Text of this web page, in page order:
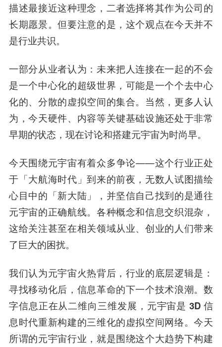
描述最接近这种理念，二者选择将其作为公司的
长期愿景。但要注意的是，这个观点在今天并不
是行业共识。
一部分从业者认为：未来把人连接在一起的不会
是一个中心化的超级世界，可能是一个个去中心
化的、分散的虚拟空间的集合。 当然，更多人认
为，今天硬件、内容等关键基础设施还处于非常
早期的状态，现在讨论和搭建元宇宙为时尚早。
今天围绕元宇宙有着众多争论——这个行业正处
于「大航海时代」到来的前夜，无数人试图描绘
心目中的「新大陆」，并坚信自己找到的是通往
元宇宙的正确航线。各种概念和信息交织混杂，
这给关注甚至在相关领域从业、创业的人们带来
了巨大的困扰。
我们认为元宇宙火热背后，行业的底层逻辑是：
寻找移动化后，信息革命的下一个技术浪潮。数
字信息正在从二维向三维发展，元宇宙是 3D 信
息时代重新构建的三维化的虚拟空间网络。今天
所谓的元宇宙行业，就是围绕这个大趋势下构建